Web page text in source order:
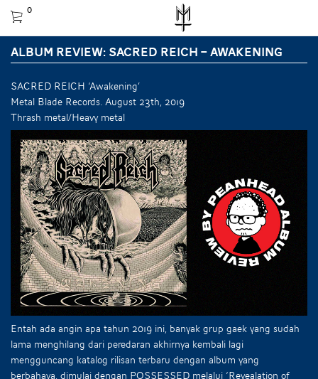
0
ALBUM REVIEW: SACRED REICH – AWAKENING
SACRED REICH ‘Awakening’
Metal Blade Records. August 23th, 2019
Thrash metal/Heavy metal
Entah ada angin apa tahun 2019 ini, banyak grup gaek yang sudah
lama menghilang dari peredaran akhirnya kembali lagi
mengguncang katalog rilisan terbaru dengan album yang
berbahaya, dimulai dengan POSSESSED melalui ‘Revealation of